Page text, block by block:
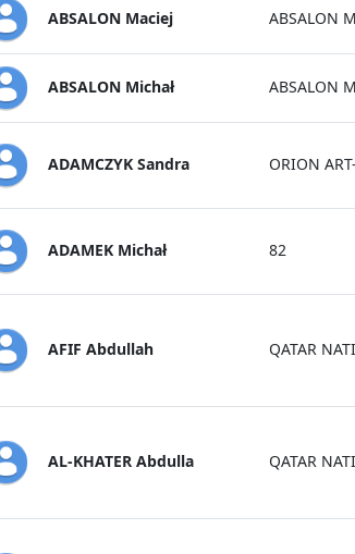
ABSALON Maciej ABSALON
ABSALON Michał ABSALON
ADAMCZYK Sandra ORION
ADAMEK Michał 82
AFIF Abdullah QATAR
AL-KHATER Abdulla QATAR